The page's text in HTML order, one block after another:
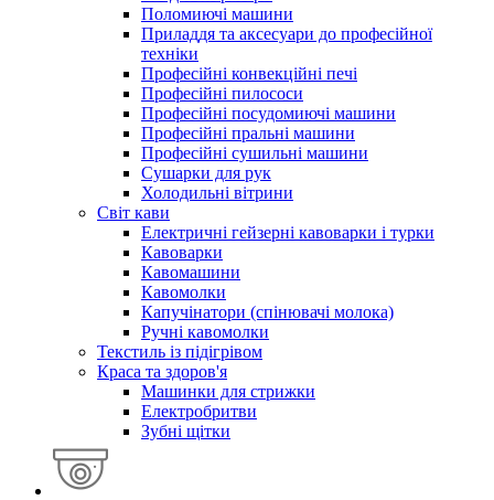
Поломиючі машини
Приладдя та аксесуари до професійної
техніки
Професійні конвекційні печі
Професійні пилососи
Професійні посудомиючі машини
Професійні пральні машини
Професійні сушильні машини
Сушарки для рук
Холодильні вітрини
Світ кави
Електричні гейзерні кавоварки і турки
Кавоварки
Кавомашини
Кавомолки
Капучінатори (спінювачі молока)
Ручні кавомолки
Текстиль із підігрівом
Краса та здоров'я
Машинки для стрижки
Електробритви
Зубні щітки